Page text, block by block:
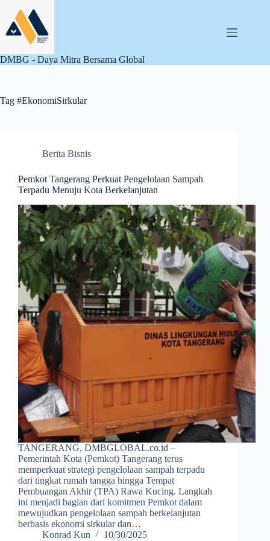
content
DMBG - Daya Mitra Bersama Global
Tag #EkonomiSirkular
Berita Bisnis
Pemkot Tangerang Perkuat Pengelolaan Sampah
Terpadu Menuju Kota Berkelanjutan
TANGERANG, DMBGLOBAL.co.id –
Pemerintah Kota (Pemkot) Tangerang terus
memperkuat strategi pengelolaan sampah terpadu
dari tingkat rumah tangga hingga Tempat
Pembuangan Akhir (TPA) Rawa Kucing. Langkah
ini menjadi bagian dari komitmen Pemkot dalam
mewujudkan pengelolaan sampah berkelanjutan
berbasis ekonomi sirkular dan…
Konrad Kun
10/30/2025